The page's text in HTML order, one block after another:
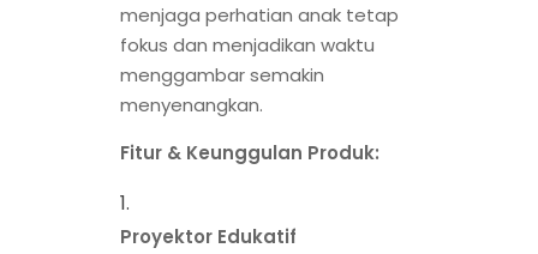
menjaga perhatian anak tetap
fokus dan menjadikan waktu
menggambar semakin
menyenangkan.
Fitur & Keunggulan Produk:
Proyektor Edukatif